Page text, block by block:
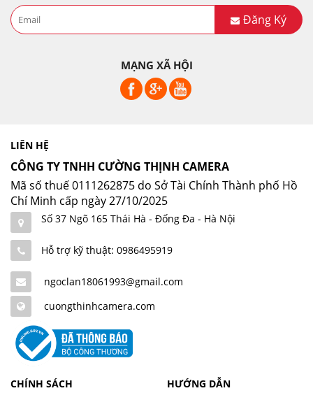
Đăng Ký
MẠNG XÃ HỘI
LIÊN HỆ
CÔNG TY TNHH CƯỜNG THỊNH CAMERA
Mã số thuế 0111262875 do Sở Tài Chính Thành phố Hồ
Chí Minh cấp ngày 27/10/2025
Số 37 Ngõ 165 Thái Hà - Đống Đa - Hà Nội
Hỗ trợ kỹ thuật: 0986495919
ngoclan18061993@gmail.com
cuongthinhcamera.com
CHÍNH SÁCH
HƯỚNG DẪN